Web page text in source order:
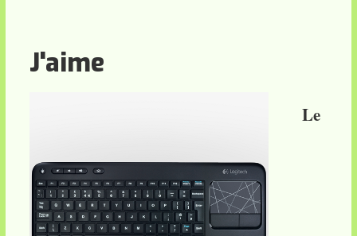
J'aime
Le